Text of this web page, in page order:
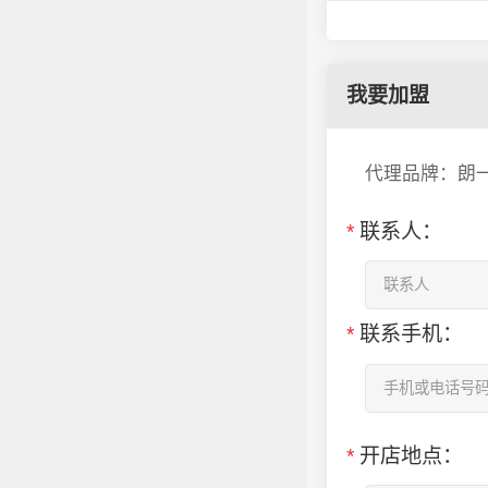
我要加盟
代理品牌：朗
* 联系人：
* 联系手机：
* 开店地点：